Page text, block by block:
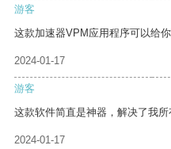
游客
这款加速器VPM应用程序可以给
2024-01-17
游客
这款软件简直是神器，解决了我所
2024-01-17